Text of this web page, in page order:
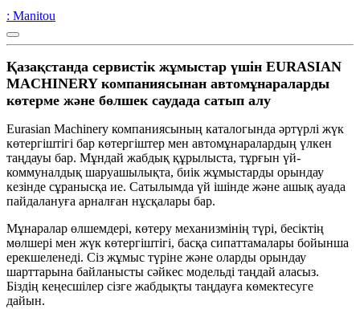
: Manitou
Қазақстанда сервистік жұмыстар үшін EURASIAN
MACHINERY компаниясынан автомұнараларды
көтерме және бөлшек саудада сатып алу
Eurasian Machinery компаниясының каталогында әртүрлі жүк
көтергіштігі бар көтергіштер мен автомұнаралардың үлкен
таңдауы бар. Мұндай жабдық құрылыста, тұрғын үй-
коммуналдық шаруашылықта, биік жұмыстарды орындау
кезінде сұранысқа ие. Сатылымда үй ішінде және ашық ауада
пайдалануға арналған нұсқалары бар.
Мұнаралар өлшемдері, көтеру механизмінің түрі, бесіктің
мөлшері мен жүк көтергіштігі, басқа сипаттамалары бойынша
ерекшеленеді. Сіз жұмыс түріне және оларды орындау
шарттарына байланысты сәйкес модельді таңдай аласыз.
Біздің кеңесшілер сізге жабдықты таңдауға көмектесуге
дайын.